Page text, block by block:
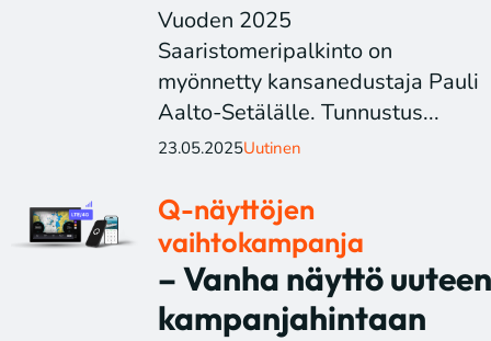
Vuoden 2025
Saaristomeripalkinto on
myönnetty kansanedustaja Pauli
Aalto-Setälälle. Tunnustus...
23.05.2025Uutinen
Q-näyttöjen
vaihtokampanja
– Vanha näyttö
kampanjahintaan